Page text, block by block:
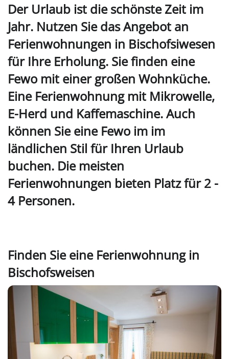
Der Urlaub ist die schönste Zeit im
Jahr. Nutzen Sie das Angebot an
Ferienwohnungen in Bischofsiwesen
für Ihre Erholung. Sie finden eine
Fewo mit einer großen Wohnküche.
Eine Ferienwohnung mit Mikrowelle,
E-Herd und Kaffemaschine. Auch
können Sie eine Fewo im im
ländlichen Stil für Ihren Urlaub
buchen. Die meisten
Ferienwohnungen bieten Platz für 2 -
4 Personen.
Finden Sie eine Ferienwohnung in
Bischofsweisen